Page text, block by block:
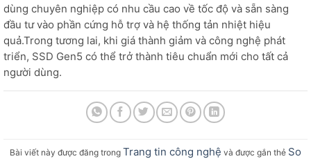
dùng chuyên nghiệp có nhu cầu cao về tốc độ và sẵn sàng
đầu tư vào phần cứng hỗ trợ và hệ thống tản nhiệt hiệu
quả.Trong tương lai, khi giá thành giảm và công nghệ phát
triển, SSD Gen5 có thể trở thành tiêu chuẩn mới cho tất cả
người dùng.
Bài viết này được đăng trong Trang tin công nghệ và được gắn thẻ So